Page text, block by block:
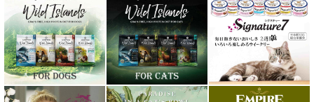
ネイチャーベット NaturVet
バーキングヘッズ BARKING HEADS
ハーロウブレンド Harlow Blend